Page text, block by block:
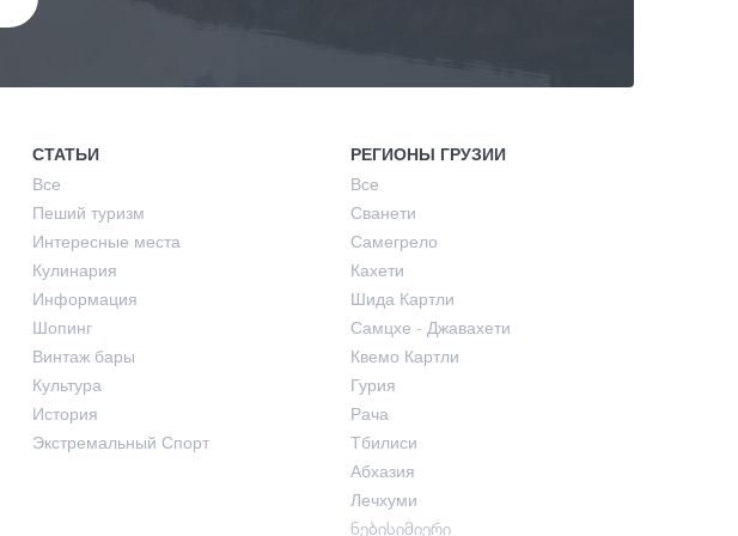
Осень
СТАТЬИ
Все
Пеший туризм
Интересные места
Кулинария
Информация
Шопинг
Винтаж бары
Культура
История
Экстремальный Спорт
РЕГИОНЫ ГРУЗИИ
Все
Сванети
Самегрело
Кахети
Шида Картли
Самцхе - Джавахети
Квемо Картли
Гурия
Рача
Тбилиси
Абхазия
Лечхуми
ნებისიმიერი